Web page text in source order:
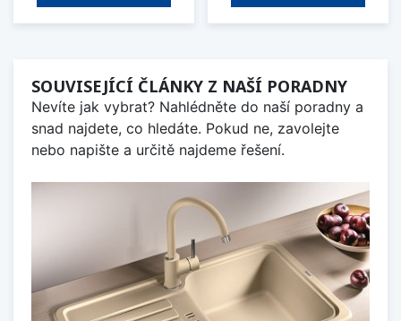
SOUVISEJÍCÍ ČLÁNKY Z NAŠÍ PORADNY
Nevíte jak vybrat? Nahlédněte do naší poradny a
snad najdete, co hledáte. Pokud ne, zavolejte
nebo napište a určitě najdeme řešení.